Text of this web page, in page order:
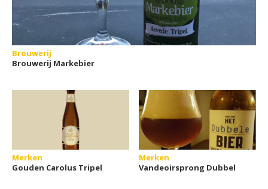
Brouwerij
Brouwerij Markebier
Merken
Gouden Carolus Tripel
Merken
Vandeoirsprong Dubbel